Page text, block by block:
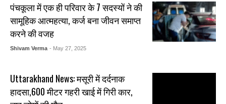
पंचकूला में एक ही परिवार के 7 सदस्यों ने की
सामूहिक आत्महत्या, कर्ज बना जीवन समाप्त
करने की वजह
Shivam Verma - May 27, 2025
Uttarakhand News: मसूरी में दर्दनाक
हादसा,600 मीटर गहरी खाई में गिरी कार,